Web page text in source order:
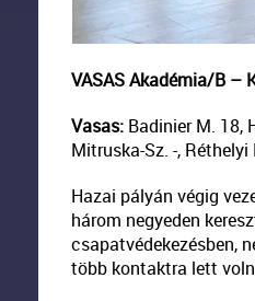
VASAS Akadémia/B –
Vasas: Badinier M. 18,
Mitruska-Sz. -, Réthelyi
Hazai pályán végig
három negyeden
csapatvédekezésben,
több kontaktra lett